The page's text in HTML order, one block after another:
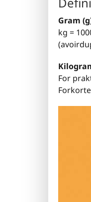
Gram
kg =
For